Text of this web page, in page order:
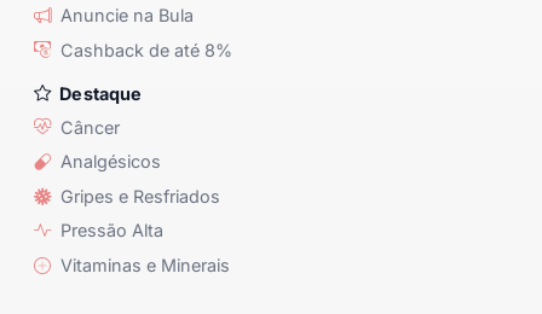
Anuncie na Bula
Cashback de até 8%
Destaque
Câncer
Analgésicos
Gripes e Resfriados
Pressão Alta
Vitaminas e Minerais